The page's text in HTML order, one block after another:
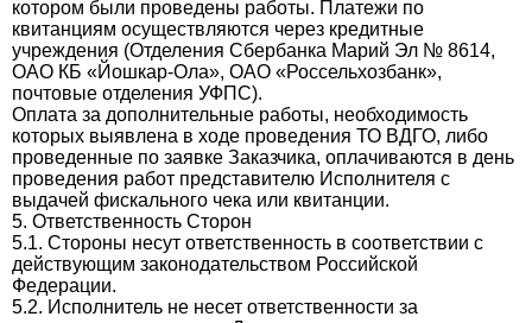
котором были проведены работы. Платежи по
квитанциям осуществляются через кредитные
учреждения (Отделения Сбербанка Марий Эл № 8614,
ОАО КБ «Йошкар-Ола», ОАО «Россельхозбанк»,
почтовые отделения УФПС).
Оплата за дополнительные работы, необходимость
которых выявлена в ходе проведения ТО ВДГО, либо
проведенные по заявке Заказчика, оплачиваются в день
проведения работ представителю Исполнителя с
выдачей фискального чека или квитанции.
5. Ответственность Сторон
5.1. Стороны несут ответственность в соответствии с
действующим законодательством Российской
Федерации.
5.2. Исполнитель не несет ответственности за